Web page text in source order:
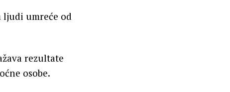
ljudi umreće od
rezultate
osobe.